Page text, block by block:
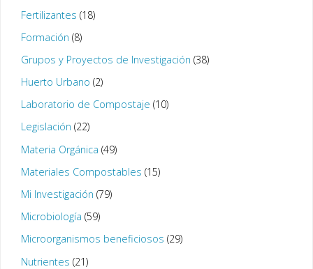
Fertilizantes (18)
Formación (8)
Grupos y Proyectos de Investigación (38)
Huerto Urbano (2)
Laboratorio de Compostaje (10)
Legislación (22)
Materia Orgánica (49)
Materiales Compostables (15)
Mi Investigación (79)
Microbiología (59)
Microorganismos beneficiosos (29)
Nutrientes (21)